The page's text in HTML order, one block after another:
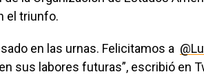
el triunfo.
en las urnas. Felicitamos a
sus labores futuras”, escribió en